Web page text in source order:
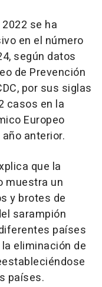
se ha
en el número
según datos
de Prevención
por sus siglas
casos en la
Europeo
anterior.
que la
muestra un
y brotes de
sarampión
países
eliminación de
países.